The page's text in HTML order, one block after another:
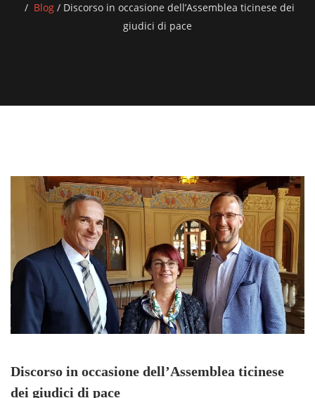
Blog /Discorso in occasione dell’Assemblea ticinese dei
giudici di pace
Discorso in occasione dell’Assemblea ticinese
dei giudici di pace